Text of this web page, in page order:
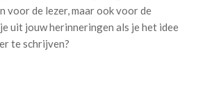
voor de lezer, maar ook voor de
uit jouw herinneringen als je het idee
te schrijven?